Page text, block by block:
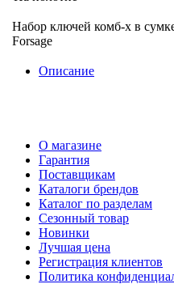
Набор ключей комб-х в
Forsage
Описание
О магазине
Гарантия
Поставщикам
Каталоги брендов
Каталог по разделам
Сезонный товар
Новинки
Лучшая цена
Регистрация клиентов
Политика